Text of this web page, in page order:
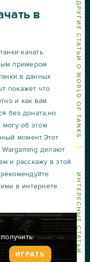
ДРУГИЕ СТАТЬИ О WORLD OF TANKS
ИНТЕРЕСНЫЕ СТАТЬИ
в
качать
примером
в данных
покажет что
и как вам
без доната,но
могу об этом
момент.Этот
делают
и расскажу в этой
в интернете.
ИГРАТЬ